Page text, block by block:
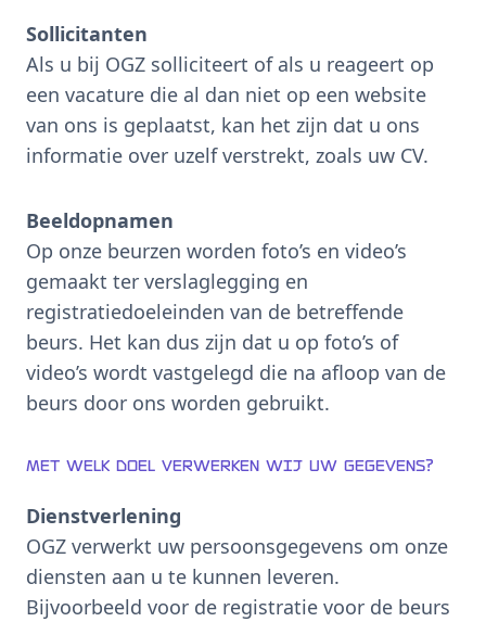
Sollicitanten
Als u bij OGZ solliciteert of als u reageert op
een vacature die al dan niet op een website
van ons is geplaatst, kan het zijn dat u ons
informatie over uzelf verstrekt, zoals uw CV.
Beeldopnamen
Op onze beurzen worden foto’s en video’s
gemaakt ter verslaglegging en
registratiedoeleinden van de betreffende
beurs. Het kan dus zijn dat u op foto’s of
video’s wordt vastgelegd die na afloop van de
beurs door ons worden gebruikt.
Met welk doel verwerken wij uw gegevens?
Dienstverlening
OGZ verwerkt uw persoonsgegevens om onze
diensten aan u te kunnen leveren.
Bijvoorbeeld voor de registratie voor de beurs